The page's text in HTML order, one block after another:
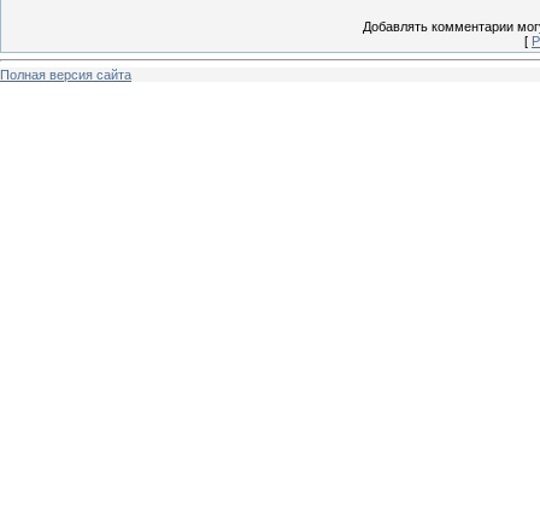
Добавлять комментарии
[
Полная версия сайта